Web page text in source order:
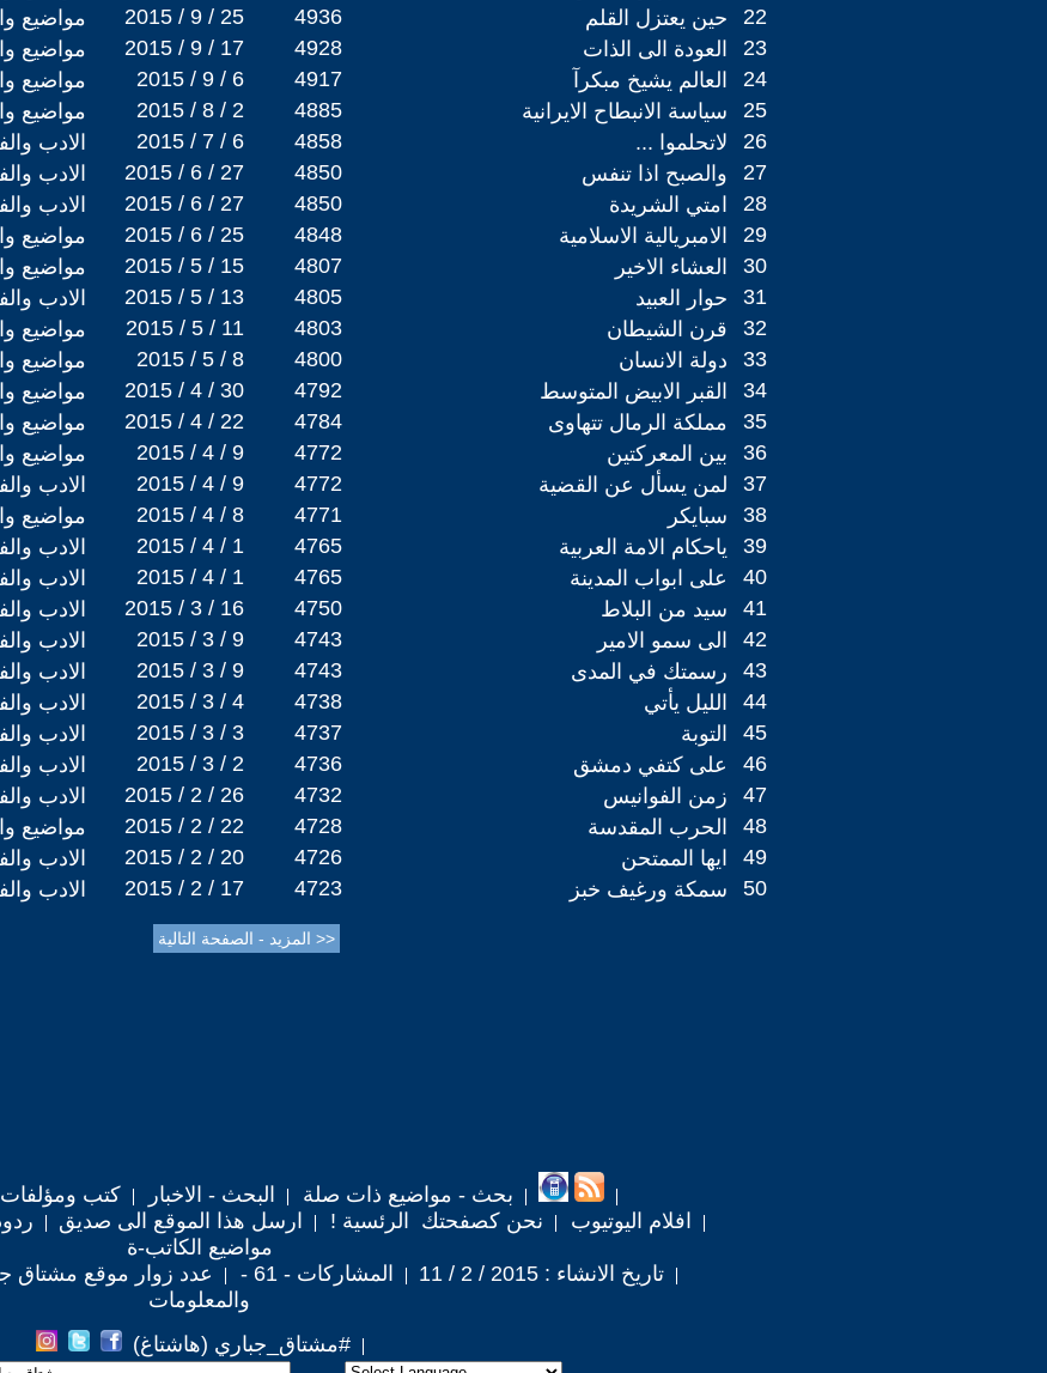
مواضيع
2015 / 9 / 25 4936 حين يعتزل القلم
22
مواضيع
2015 / 9 / 17 4928 العودة الى الذات
23
مواضيع
2015 / 9 / 6 4917 العالم يشيخ مبكرآ
24
مواضيع
2015 / 8 / 2 4885 سياسة الانبطاح الايرانية
25
الادب
2015 / 7 / 6 4858 لاتحلموا ...
26
الادب
2015 / 6 / 27 4850 والصبح اذا تنفس
27
الادب
2015 / 6 / 27 4850 امتي الشريدة
28
مواضيع
2015 / 6 / 25 4848 الامبريالية الاسلامية
29
مواضيع
2015 / 5 / 15 4807 العشاء الاخير
30
الادب
2015 / 5 / 13 4805 حوار العبيد
31
مواضيع
2015 / 5 / 11 4803 قرن الشيطان
32
مواضيع
2015 / 5 / 8 4800 دولة الانسان
33
مواضيع
2015 / 4 / 30 4792 القبر الابيض المتوسط
34
مواضيع
2015 / 4 / 22 4784 مملكة الرمال تتهاوى
35
مواضيع
2015 / 4 / 9 4772 بين المعركتين
36
الادب
2015 / 4 / 9 4772 لمن يسأل عن القضية
37
مواضيع
2015 / 4 / 8 4771 سبايكر
38
الادب
2015 / 4 / 1 4765 ياحكام الامة العربية
39
الادب
2015 / 4 / 1 4765 على ابواب المدينة
40
الادب
2015 / 3 / 16 4750 سيد من البلاط
41
الادب
2015 / 3 / 9 4743 الى سمو الامير
42
الادب
2015 / 3 / 9 4743 رسمتك في المدى
43
الادب
2015 / 3 / 4 4738 الليل يأتي
44
الادب
2015 / 3 / 3 4737 التوبة
45
الادب
2015 / 3 / 2 4736 على كتفي دمشق
46
الادب
2015 / 2 / 26 4732 زمن الفوانيس
47
مواضيع
2015 / 2 / 22 4728 الحرب المقدسة
48
الادب
2015 / 2 / 20 4726 ايها الممتحن
49
الادب
2015 / 2 / 17 4723 سمكة ورغيف خبز 50
بحث - مواضيع ذات صلة البحث - الاخبار كتب ومؤلفات
افلام اليوتيوب
نحن كصفحتك الرئسية ! ارسل هذا الموقع الى صديق
مواضيع الكاتب-ة
تاريخ الانشاء : 2015 / 2 / 11
المشاركات - 61 - عدد زوار موقع مشتاق
والمعلومات
#مشتاق_جباري (هاشتاغ)